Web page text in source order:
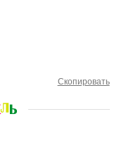
Скопировать